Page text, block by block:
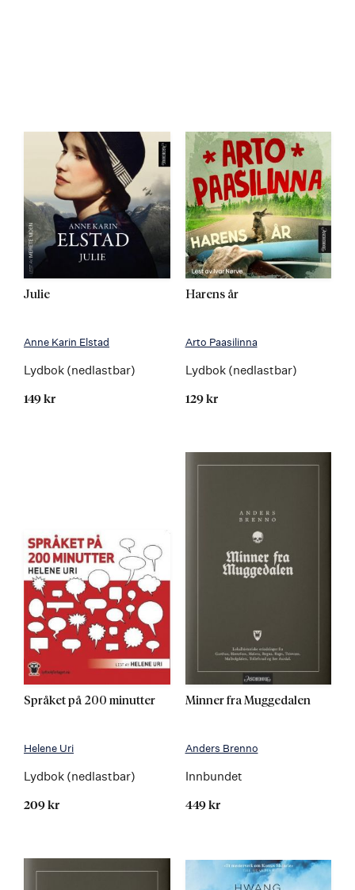
Julie
Anne Karin Elstad
Lydbok (nedlastbar)
149 kr
Harens år
Arto Paasilinna
Lydbok (nedlastbar)
129 kr
Språket på 200 minutter
Helene Uri
Lydbok (nedlastbar)
209 kr
Minner fra Muggedalen
Anders Brenno
Innbundet
449 kr